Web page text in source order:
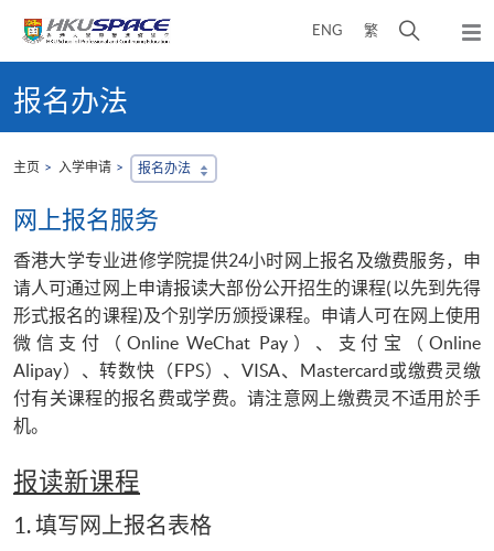
ENG 繁
开
弹
出
单
content
start报名办法
主页 入学申请 报名办法
网上报名服务
香港大学专业进修学院提供24小时网上报名及缴费服务，申
请人可通过网上申请报读大部份公开招生的课程(以先到先得
形式报名的课程)及个别学历颁授课程。申请人可在网上使用
微信支付（Online WeChat Pay）、支付宝（Online
Alipay）、转数快（FPS）、VISA、Mastercard或缴费灵缴
付有关课程的报名费或学费。请注意网上缴费灵不适用於手
机。
报读新课程
1. 填写网上报名表格